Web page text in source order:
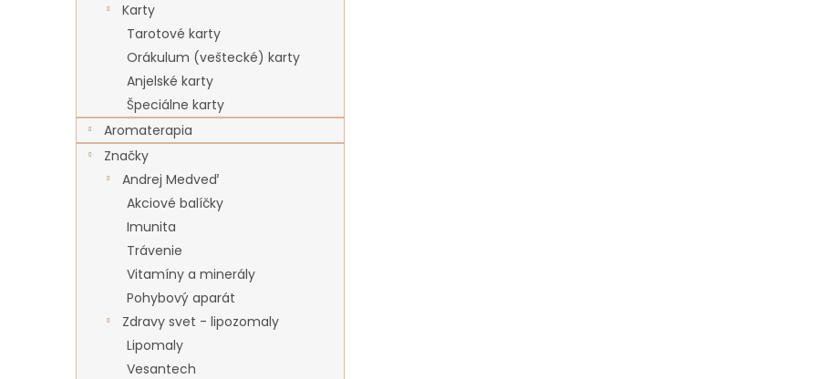
Karty
Tarotové karty
Orákulum (veštecké) karty
Anjelské karty
Špeciálne karty
Aromaterapia
Značky
Andrej Medveď
Akciové balíčky
Imunita
Trávenie
Vitamíny a minerály
Pohybový aparát
Zdravy svet - lipozomaly
Lipomaly
Vesantech